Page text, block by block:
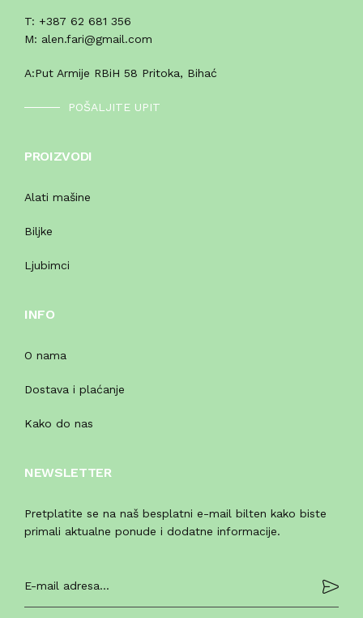
T: +387 62 681 356
M: alen.fari@gmail.com
A:Put Armije RBiH 58 Pritoka, Bihać
POŠALJITE UPIT
PROIZVODI
Alati mašine
Biljke
Ljubimci
INFO
O nama
Dostava i plaćanje
Kako do nas
NEWSLETTER
Pretplatite se na naš besplatni e-mail bilten kako biste
primali aktualne ponude i dodatne informacije.